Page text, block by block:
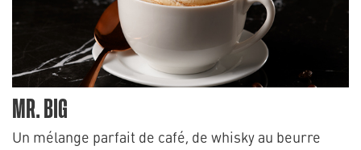
MR. BIG
Un mélange parfait de café, de whisky au beurre